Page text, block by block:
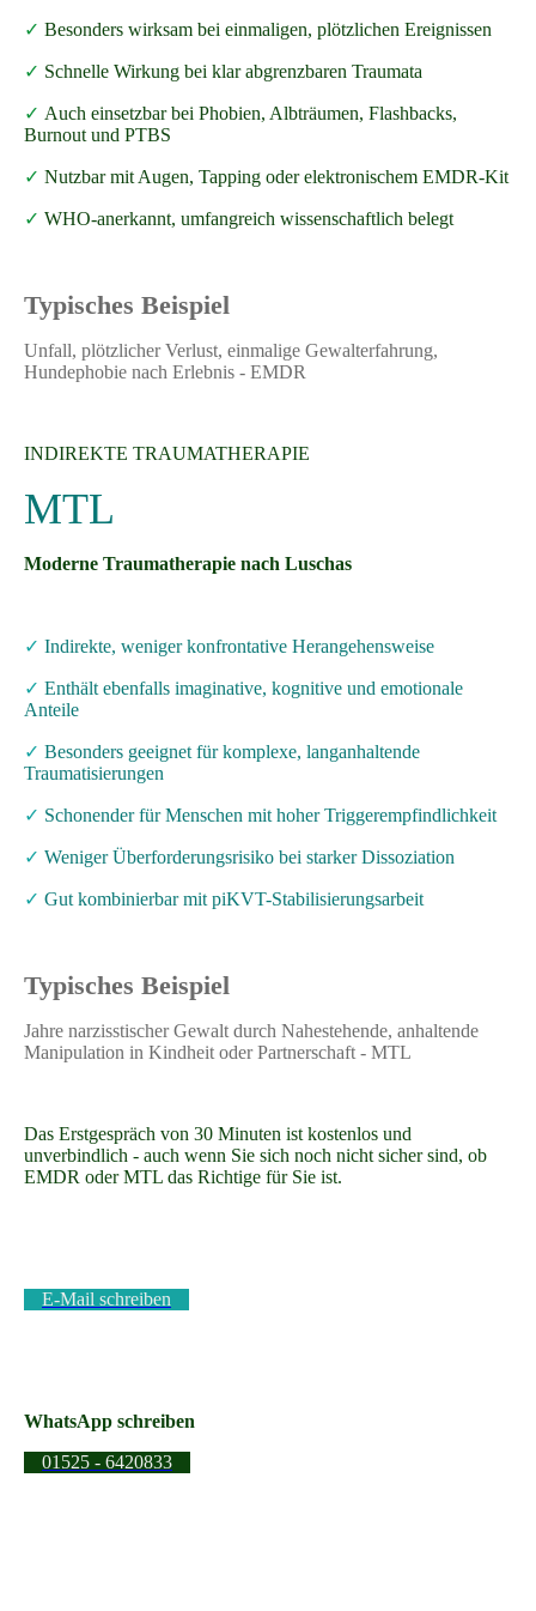
✓ Besonders wirksam bei einmaligen, plötzlichen Ereignissen
✓ Schnelle Wirkung bei klar abgrenzbaren Traumata
✓ Auch einsetzbar bei Phobien, Albträumen, Flashbacks,
Burnout und PTBS
✓ Nutzbar mit Augen, Tapping oder elektronischem EMDR-Kit
✓ WHO-anerkannt, umfangreich wissenschaftlich belegt
Typisches Beispiel
Unfall, plötzlicher Verlust, einmalige Gewalterfahrung,
Hundephobie nach Erlebnis - EMDR
INDIREKTE TRAUMATHERAPIE
MTL
Moderne Traumatherapie nach Luschas
✓ Indirekte, weniger konfrontative Herangehensweise
✓ Enthält ebenfalls imaginative, kognitive und emotionale
Anteile
✓ Besonders geeignet für komplexe, langanhaltende
Traumatisierungen
✓ Schonender für Menschen mit hoher Triggerempfindlichkeit
✓ Weniger Überforderungsrisiko bei starker Dissoziation
✓ Gut kombinierbar mit piKVT-Stabilisierungsarbeit
Typisches Beispiel
Jahre narzisstischer Gewalt durch Nahestehende, anhaltende
Manipulation in Kindheit oder Partnerschaft - MTL
Das Erstgespräch von 30 Minuten ist kostenlos und
unverbindlich - auch wenn Sie sich noch nicht sicher sind, ob
EMDR oder MTL das Richtige für Sie ist.
E-Mail schreiben
WhatsApp schreiben
01525 - 6420833